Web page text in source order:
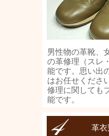
男性物の革靴、
の革修理（スレ
能です。思い出
はお任せくださ
修理に関しても
能です。
革衣